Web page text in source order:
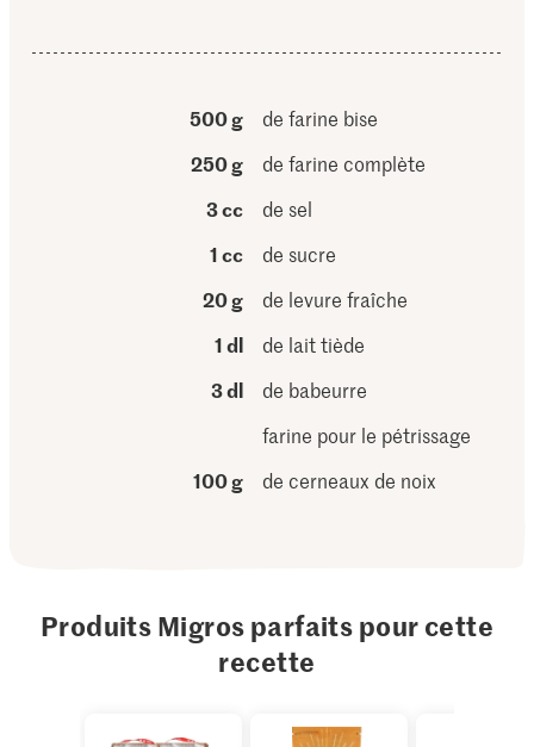
500 g
de farine bise
250 g
de farine complète
3 cc
de sel
1 cc
de sucre
20 g
de levure fraîche
1 dl
de lait tiède
3 dl
de babeurre
farine pour le pétrissage
100 g
de cerneaux de noix
Produits Migros parfaits pour cette
recette